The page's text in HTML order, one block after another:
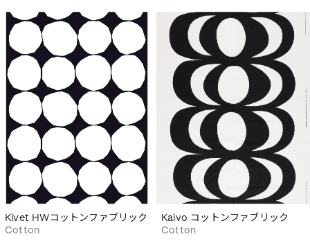
Kivet HWコットンファブリック
Cotton
Kaivo コットンファブリック
Cotton